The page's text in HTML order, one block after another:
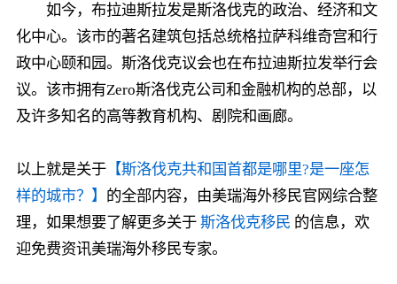
如今，布拉迪斯拉发是斯洛伐克的政治、经济和文
化中心。该市的著名建筑包括总统格拉萨科维奇宫和行
政中心颐和园。斯洛伐克议会也在布拉迪斯拉发举行会
议。该市拥有Zero斯洛伐克公司和金融机构的总部，以
及许多知名的高等教育机构、剧院和画廊。
以上就是关于【斯洛伐克共和国首都是哪里?是一座怎
样的城市？】 的全部内容，由美瑞海外移民官网综合整
理，如果想要了解更多关于 斯洛伐克移民 的信息，欢
迎免费资讯美瑞海外移民专家。